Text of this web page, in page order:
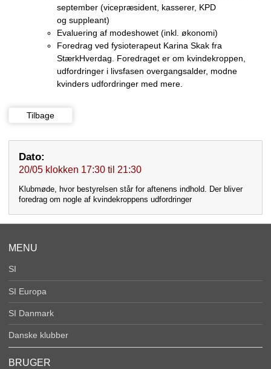
september (vicepræsident, kasserer, KPD
og suppleant)
Evaluering af modeshowet (inkl. økonomi)
Foredrag ved fysioterapeut Karina Skak fra
StærkHverdag. Foredraget er om kvindekroppen,
udfordringer i livsfasen overgangsalder, modne
kvinders udfordringer med mere.
Tilbage
Dato:
20/05 klokken 17:30 til 21:30
Klubmøde, hvor bestyrelsen står for aftenens indhold. Der bliver
foredrag om nogle af kvindekroppens udfordringer
MENU
SI
SI Europa
SI Danmark
Danske klubber
BRUGER